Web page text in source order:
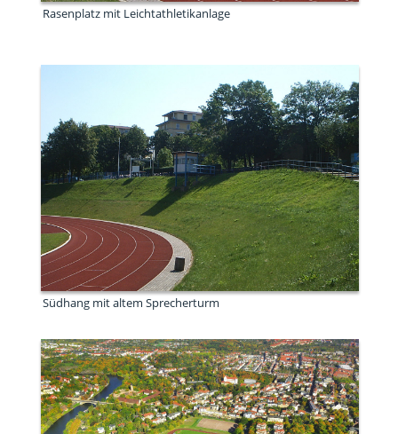
Rasenplatz mit Leichtathletikanlage
Südhang mit altem Sprecherturm